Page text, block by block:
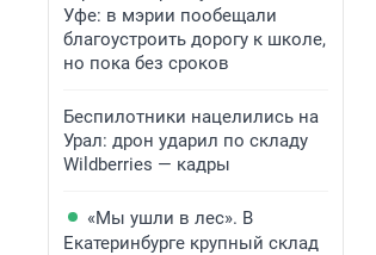
Уфе: в мэрии пообещали
благоустроить дорогу к школе,
но пока без сроков
Беспилотники нацелились на
Урал: дрон ударил по складу
Wildberries — кадры
«Мы ушли в лес». В
Екатеринбурге крупный склад